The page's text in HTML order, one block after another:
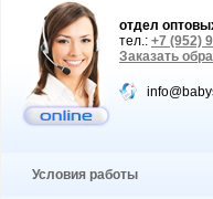
отдел
тел.: +7 (952)
Заказать
Условия работы